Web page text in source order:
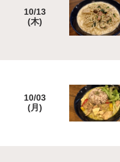
10/13
(木)
10/03
(月)